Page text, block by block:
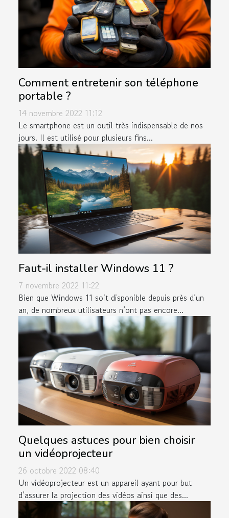
Comment entretenir son téléphone
portable ?
14 novembre 2022 11:12
Le smartphone est un outil très indispensable de nos
jours. Il est utilisé pour plusieurs fins...
Faut-il installer Windows 11 ?
7 novembre 2022 11:22
Bien que Windows 11 soit disponible depuis près d’un
an, de nombreux utilisateurs n’ont pas encore...
Quelques astuces pour bien choisir
un vidéoprojecteur
26 octobre 2022 08:40
Un vidéoprojecteur est un appareil ayant pour but
d’assurer la projection des vidéos ainsi que des...